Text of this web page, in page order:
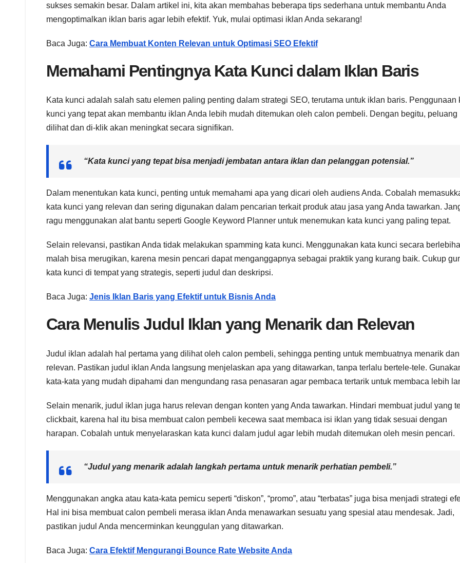
sukses semakin besar. Dalam artikel ini, kita akan membahas beberapa tips sederhana untuk membantu Anda
mengoptimalkan iklan baris agar lebih efektif. Yuk, mulai optimasi iklan Anda sekarang!
Baca Juga: Cara Membuat Konten Relevan untuk Optimasi SEO Efektif
Memahami Pentingnya Kata Kunci dalam Iklan Baris
Kata kunci adalah salah satu elemen paling penting dalam strategi SEO, terutama untuk iklan baris. Penggunaan
kunci yang tepat akan membantu iklan Anda lebih mudah ditemukan oleh calon pembeli. Dengan begitu, peluang
dilihat dan di-klik akan meningkat secara signifikan.
“Kata kunci yang tepat bisa menjadi jembatan antara iklan dan pelanggan potensial.”
Dalam menentukan kata kunci, penting untuk memahami apa yang dicari oleh audiens Anda. Cobalah
kata kunci yang relevan dan sering digunakan dalam pencarian terkait produk atau jasa yang Anda tawarkan.
ragu menggunakan alat bantu seperti Google Keyword Planner untuk menemukan kata kunci yang paling tepat.
Selain relevansi, pastikan Anda tidak melakukan spamming kata kunci. Menggunakan kata kunci secara
malah bisa merugikan, karena mesin pencari dapat menganggapnya sebagai praktik yang kurang baik. Cukup
kata kunci di tempat yang strategis, seperti judul dan deskripsi.
Baca Juga: Jenis Iklan Baris yang Efektif untuk Bisnis Anda
Cara Menulis Judul Iklan yang Menarik dan Relevan
Judul iklan adalah hal pertama yang dilihat oleh calon pembeli, sehingga penting untuk membuatnya menarik dan
relevan. Pastikan judul iklan Anda langsung menjelaskan apa yang ditawarkan, tanpa terlalu bertele-tele.
kata-kata yang mudah dipahami dan mengundang rasa penasaran agar pembaca tertarik untuk membaca lebih
Selain menarik, judul iklan juga harus relevan dengan konten yang Anda tawarkan. Hindari membuat judul yang
clickbait, karena hal itu bisa membuat calon pembeli kecewa saat membaca isi iklan yang tidak sesuai dengan
harapan. Cobalah untuk menyelaraskan kata kunci dalam judul agar lebih mudah ditemukan oleh mesin pencari.
“Judul yang menarik adalah langkah pertama untuk menarik perhatian pembeli.”
Menggunakan angka atau kata-kata pemicu seperti “diskon”, “promo”, atau “terbatas” juga bisa menjadi strategi
Hal ini bisa membuat calon pembeli merasa iklan Anda menawarkan sesuatu yang spesial atau mendesak. Jadi,
pastikan judul Anda mencerminkan keunggulan yang ditawarkan.
Baca Juga: Cara Efektif Mengurangi Bounce Rate Website Anda